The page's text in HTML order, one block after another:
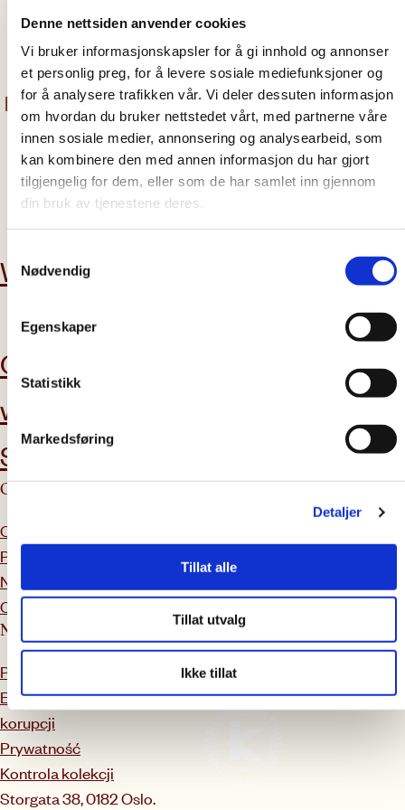
Denne nettsiden anvender cookies
Vi bruker informasjonskapsler for å gi innhold og annonser
et personlig preg, for å levere sosiale mediefunksjoner og
for å analysere trafikken vår. Vi deler dessuten informasjon
om hvordan du bruker nettstedet vårt, med partnerne våre
innen sosiale medier, annonsering og analysearbeid, som
kan kombinere den med annen informasjon du har gjort
tilgjengelig for dem, eller som de har samlet inn gjennom
din bruk av tjenestene deres.
Nødvendig
Egenskaper
Statistikk
Markedsføring
Detaljer
Tillat alle
Tillat utvalg
Ikke tillat
25.11.2024
Witaj, świecie!
Wesprzyj nas
Chcesz zostać
wolontariuszem?
Skontaktuj się z nami
O Caritas
O nas
Pracownicy
Nasza praca
Oferty pracy
Kalendarz kursów
Nasze rutyny
Powiadomienie
Etyka i przeciwdziałanie
korupcji
Prywatność
Kontrola kolekcji
Storgata 38, 0182 Oslo.